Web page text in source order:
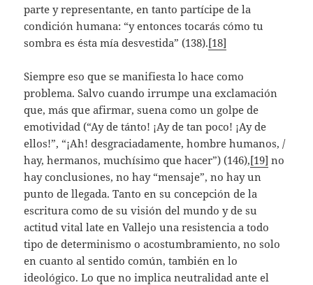
parte y representante, en tanto partícipe de la
condición humana: “y entonces tocarás cómo tu
sombra es ésta mía desvestida” (138).[18]
Siempre eso que se manifiesta lo hace como
problema. Salvo cuando irrumpe una exclamación
que, más que afirmar, suena como un golpe de
emotividad (“Ay de tánto! ¡Ay de tan poco! ¡Ay de
ellos!”, “¡Ah! desgraciadamente, hombre humanos, /
hay, hermanos, muchísimo que hacer”) (146),[19] no
hay conclusiones, no hay “mensaje”, no hay un
punto de llegada. Tanto en su concepción de la
escritura como de su visión del mundo y de su
actitud vital late en Vallejo una resistencia a todo
tipo de determinismo o acostumbramiento, no solo
en cuanto al sentido común, también en lo
ideológico. Lo que no implica neutralidad ante el